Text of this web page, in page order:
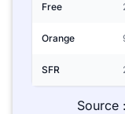
Free
Orange
SFR
Source :